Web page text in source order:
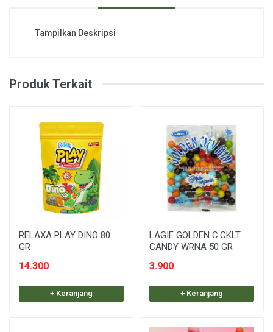
Tampilkan Deskripsi
Produk Terkait
RELAXA PLAY DINO 80
GR
14.300
+ Keranjang
LAGIE GOLDEN C.CKLT
CANDY WRNA 50 GR
3.900
+ Keranjang